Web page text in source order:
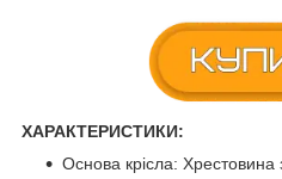
ХАРАКТЕРИСТИКИ:
Основа крісла: Хрестовина